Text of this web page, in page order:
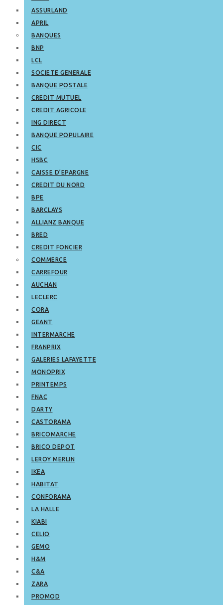
ASSURLAND
APRIL
BANQUES
BNP
LCL
SOCIETE GENERALE
BANQUE POSTALE
CREDIT MUTUEL
CREDIT AGRICOLE
ING DIRECT
BANQUE POPULAIRE
CIC
HSBC
CAISSE D’EPARGNE
CREDIT DU NORD
BPE
BARCLAYS
ALLIANZ BANQUE
BRED
CREDIT FONCIER
COMMERCE
CARREFOUR
AUCHAN
LECLERC
CORA
GEANT
INTERMARCHE
FRANPRIX
GALERIES LAFAYETTE
MONOPRIX
PRINTEMPS
FNAC
DARTY
CASTORAMA
BRICOMARCHE
BRICO DEPOT
LEROY MERLIN
IKEA
HABITAT
CONFORAMA
LA HALLE
KIABI
CELIO
GEMO
H&M
C&A
ZARA
PROMOD